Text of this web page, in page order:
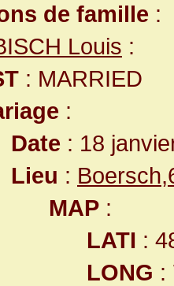
de famille :
Louis :
: MARRIED
:
Date : 18
Lieu :
MAP :
LATI :
LONG :